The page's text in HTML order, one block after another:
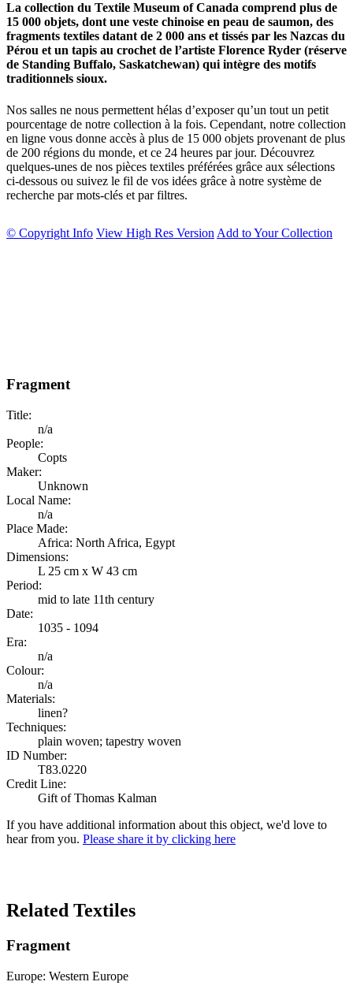
La collection du Textile Museum of Canada comprend plus de
15 000 objets, dont une veste chinoise en peau de saumon, des
fragments textiles datant de 2 000 ans et tissés par les Nazcas du
Pérou et un tapis au crochet de l’artiste Florence Ryder (réserve
de Standing Buffalo, Saskatchewan) qui intègre des motifs
traditionnels sioux.
Nos salles ne nous permettent hélas d’exposer qu’un tout un petit
pourcentage de notre collection à la fois. Cependant, notre collection
en ligne vous donne accès à plus de 15 000 objets provenant de plus
de 200 régions du monde, et ce 24 heures par jour. Découvrez
quelques-unes de nos pièces textiles préférées grâce aux sélections
ci-dessous ou suivez le fil de vos idées grâce à notre système de
recherche par mots-clés et par filtres.
© Copyright Info View High Res Version Add to Your Collection
Fragment
Title:
n/a
People:
Copts
Maker:
Unknown
Local Name:
n/a
Place Made:
Africa: North Africa, Egypt
Dimensions:
L 25 cm x W 43 cm
Period:
mid to late 11th century
Date:
1035 - 1094
Era:
n/a
Colour:
n/a
Materials:
linen?
Techniques:
plain woven; tapestry woven
ID Number:
T83.0220
Credit Line:
Gift of Thomas Kalman
If you have additional information about this object, we'd love to
hear from you. Please share it by clicking here
Related Textiles
Fragment
Europe: Western Europe